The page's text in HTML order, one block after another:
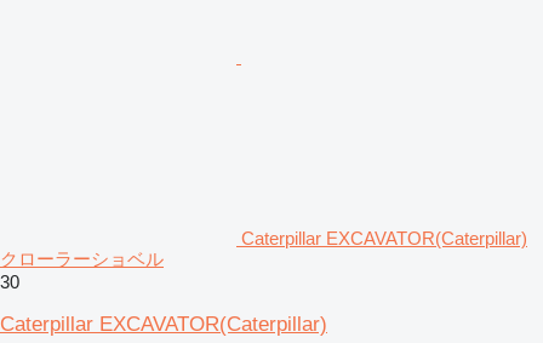
Caterpillar EXCAVATOR(Caterpillar)
クローラーショベル
30
Caterpillar EXCAVATOR(Caterpillar)